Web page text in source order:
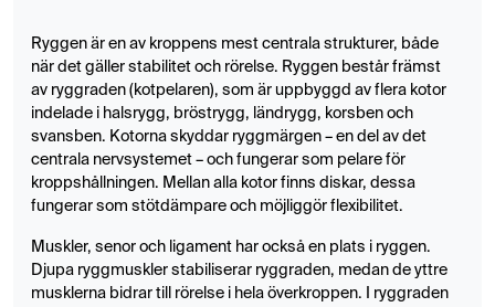
misstanke om inflammation, eller om andra utredningar
inte gett tydliga svar.
När rekommenderas en MR-undersökning av
bröstryggen?
MR av bröstryggen rekommenderas vid ihållande eller
återkommande smärta i bröstryggen, särskilt om den inte
förbättras med vila eller behandling. Den är också viktig
vid misstanke om kotkompression, inflammation,
diskbuktning, eller påverkan på ryggmärgen. Eftersom
Ryggen är en av kroppens mest centrala strukturer, både
när det gäller stabilitet och rörelse. Ryggen består främst
av ryggraden (kotpelaren), som är uppbyggd av flera kotor
indelade i halsrygg, bröstrygg, ländrygg, korsben och
svansben. Kotorna skyddar ryggmärgen – en del av det
centrala nervsystemet – och fungerar som pelare för
kroppshållningen. Mellan alla kotor finns diskar, dessa
fungerar som stötdämpare och möjliggör flexibilitet.
Muskler, senor och ligament har också en plats i ryggen.
Djupa ryggmuskler stabiliserar ryggraden, medan de yttre
musklerna bidrar till rörelse i hela överkroppen. I ryggraden